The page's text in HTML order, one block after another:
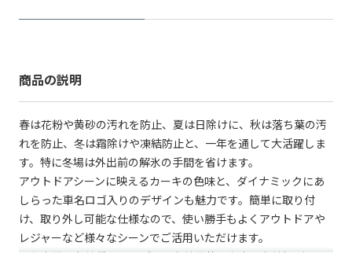
商品の説明
春は花粉や黄砂の汚れを防止、夏は日除けに、秋は落ち葉の汚
れを防止、冬は霜除けや凍結防止と、一年を通して大活躍しま
す。特に冬場は外出前の解氷の手間を省けます。
アウトドアシーンに映えるカーキの色味と、ダイナミックにあ
しらった車名ロゴ入りのデザインも魅力です。簡単に取り付
け、取り外し可能な仕様なので、使い勝手もよくアウトドアや
レジャーなど様々なシーンでご活用いただけます。